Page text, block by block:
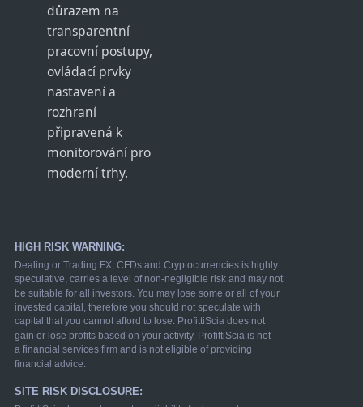
důrazem na
transparentní
pracovní postupy,
ovládací prvky
nastavení a
rozhraní
připravená k
monitorování pro
moderní trhy.